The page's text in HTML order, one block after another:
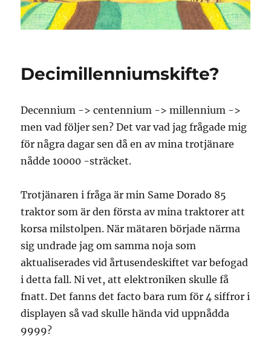
Decimillenniumskifte?
Decennium -> centennium -> millennium ->
men vad följer sen? Det var vad jag frågade mig
för några dagar sen då en av mina trotjänare
nådde 10000 -sträcket.
Trotjänaren i fråga är min Same Dorado 85
traktor som är den första av mina traktorer att
korsa milstolpen. När mätaren började närma
sig undrade jag om samma noja som
aktualiserades vid årtusendeskiftet var befogad
i detta fall. Ni vet, att elektroniken skulle få
fnatt. Det fanns det facto bara rum för 4 siffror i
displayen så vad skulle hända vid uppnådda
9999?